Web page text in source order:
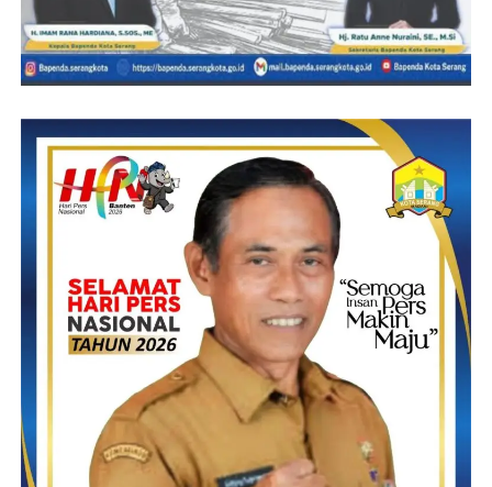
Post Views: 22